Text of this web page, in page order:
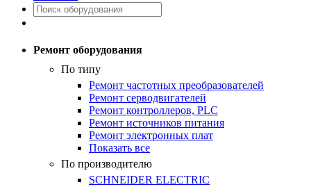
Ремонт оборудования
По типу
Ремонт частотных преобразователей
Ремонт серводвигателей
Ремонт контроллеров, PLC
Ремонт источников питания
Ремонт электронных плат
Показать все
По производителю
SCHNEIDER ELECTRIC